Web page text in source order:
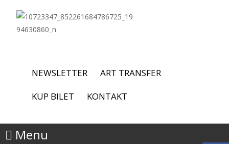
NEWSLETTER
ART TRANSFER
KUP BILET
KONTAKT
Menu